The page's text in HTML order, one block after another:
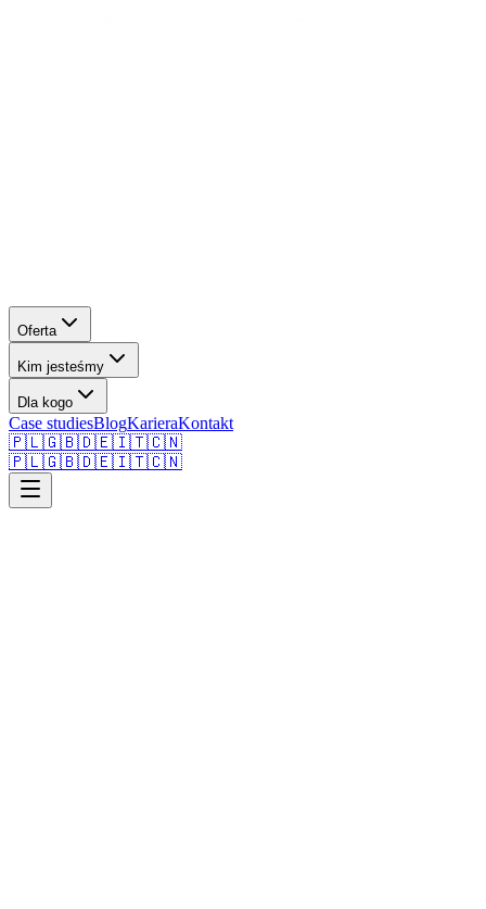
Oferta
Kim jesteśmy
Dla kogo
Case studiesBlogKarieraKontakt
🇵🇱🇬🇧🇩🇪🇮🇹🇨🇳
🇵🇱🇬🇧🇩🇪🇮🇹🇨🇳